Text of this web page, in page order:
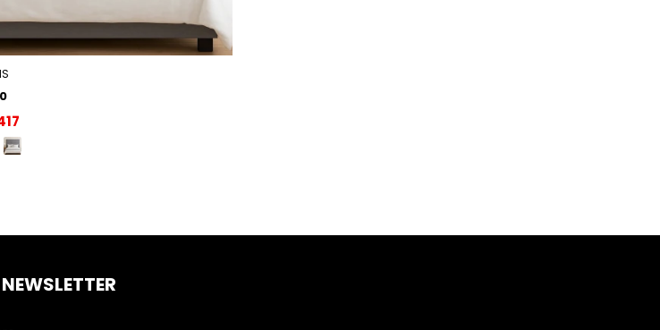
NEWSLETTER